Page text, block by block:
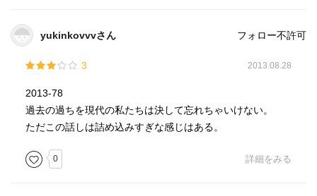
yukinkovvvさん フォロー不許可
3 2013.08.28
2013-78
過去の過ちを現代の私たちは決して忘れちゃいけない。
ただこの話しは詰め込みすぎな感じはある。
0 詳細をみる